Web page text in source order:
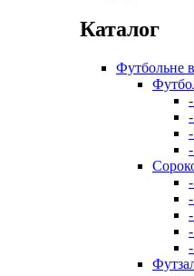
Каталог
Футбольне